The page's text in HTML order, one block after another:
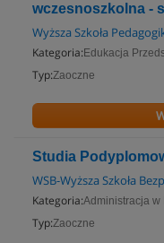
wczesnoszkolna -
Wyższa Szkoła
Kategoria: Edukacja
Typ:Zaoczne
Studia
WSB-Wyższa Szkoła
Kategoria:Administracja w
Typ:Zaoczne